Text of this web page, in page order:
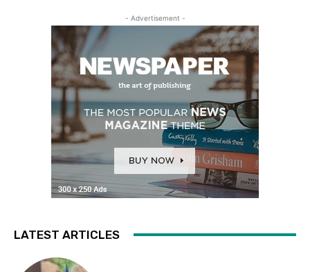
- Advertisement -
LATEST ARTICLES